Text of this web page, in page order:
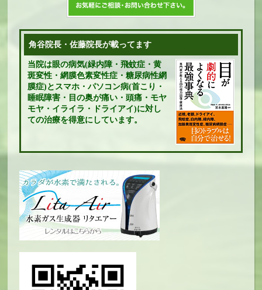
角谷院長・佐藤院長が載ってます
当院は眼の病気(緑内障・飛蚊症・黄
斑変性・網膜色素変性症・糖尿病性網
膜症)とスマホ・パソコン病(首こり・
睡眠障害・目の奥が痛い・頭痛・モヤ
モヤ・イライラ・ドライアイ)に対し
ての治療を得意にしています。